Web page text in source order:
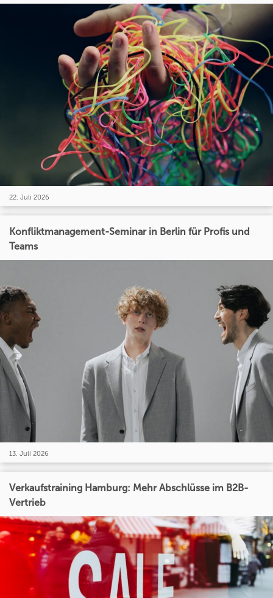
22. Juli 2026
Konfliktmanagement-Seminar in Berlin für Profis und
Teams
13. Juli 2026
Verkaufstraining Hamburg: Mehr Abschlüsse im B2B-
Vertrieb